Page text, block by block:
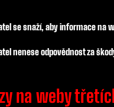
se snaží, aby informace na
nenese odpovědnost za
na weby